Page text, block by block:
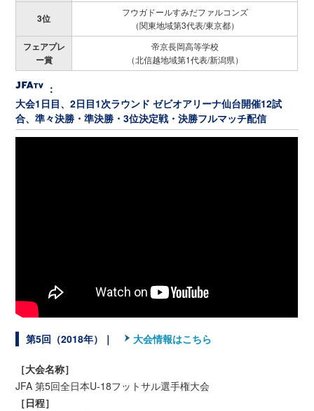
3位
フウガドールすみだファルコンズ
（関東地域第3代表/東京都）
フェアプレ
ー賞
帝京長岡高等学校
（北信越地域第1代表/新潟県）
：
大会1日目、2日目1次ラウンド ゼビオアリーナ仙台開催12試
合、準々決勝・準決勝・3位決定戦・決勝フルマッチ配信
第5回（2018年）｜ 大会情報はこちら
［大会名称］
JFA 第5回全日本U-18フットサル選手権大会
［日程］